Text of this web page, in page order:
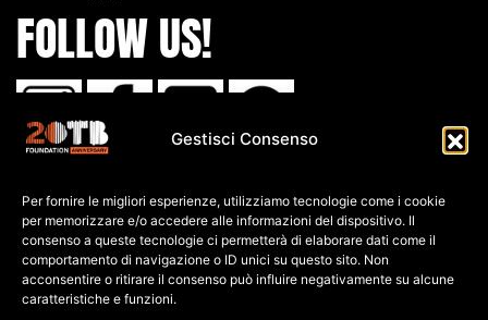
Gestisci Consenso
Per fornire le migliori esperienze, utilizziamo tecnologie come i cookie
per memorizzare e/o accedere alle informazioni del dispositivo. Il
consenso a queste tecnologie ci permetterà di elaborare dati come il
comportamento di navigazione o ID unici su questo sito. Non
acconsentire o ritirare il consenso può influire negativamente su alcune
caratteristiche e funzioni.
FOLLOW US!
IT80 L030 6909 6061 0000 0139 761
C.F: 91026690247
P.IVA: 04552060248